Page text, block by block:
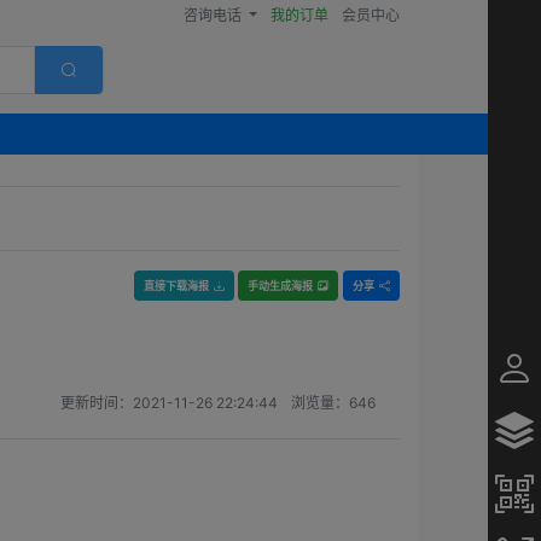
咨询电话 我的订单 会员中心
直接下载海报 手动生成海报 分享
更新时间： 2021-11-26 22:24:44 浏览量： 646